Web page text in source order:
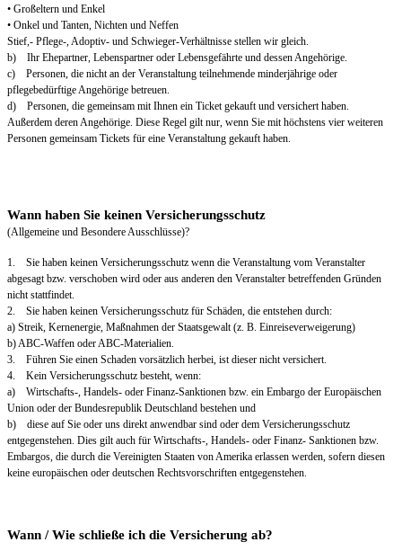
• Großeltern und Enkel
• Onkel und Tanten, Nichten und Neffen
Stief,- Pflege-, Adoptiv- und Schwieger-Verhältnisse stellen wir gleich.
b) Ihr Ehepartner, Lebenspartner oder Lebensgefährte und dessen Angehörige.
c) Personen, die nicht an der Veranstaltung teilnehmende minderjährige oder
pflegebedürftige Angehörige betreuen.
d) Personen, die gemeinsam mit Ihnen ein Ticket gekauft und versichert haben.
Außerdem deren Angehörige. Diese Regel gilt nur, wenn Sie mit höchstens vier weiteren
Personen gemeinsam Tickets für eine Veranstaltung gekauft haben.
Wann haben Sie keinen Versicherungsschutz
(Allgemeine und Besondere Ausschlüsse)?
1. Sie haben keinen Versicherungsschutz wenn die Veranstaltung vom Veranstalter
abgesagt bzw. verschoben wird oder aus anderen den Veranstalter betreffenden Gründen
nicht stattfindet.
2. Sie haben keinen Versicherungsschutz für Schäden, die entstehen durch:
a) Streik, Kernenergie, Maßnahmen der Staatsgewalt (z. B. Einreiseverweigerung)
b) ABC-Waffen oder ABC-Materialien.
3. Führen Sie einen Schaden vorsätzlich herbei, ist dieser nicht versichert.
4. Kein Versicherungsschutz besteht, wenn:
a) Wirtschafts-, Handels- oder Finanz-Sanktionen bzw. ein Embargo der Europäischen
Union oder der Bundesrepublik Deutschland bestehen und
b) diese auf Sie oder uns direkt anwendbar sind oder dem Versicherungsschutz
entgegenstehen. Dies gilt auch für Wirtschafts-, Handels- oder Finanz- Sanktionen bzw.
Embargos, die durch die Vereinigten Staaten von Amerika erlassen werden, sofern diesen
keine europäischen oder deutschen Rechtsvorschriften entgegenstehen.
Wann / Wie schließe ich die Versicherung ab?